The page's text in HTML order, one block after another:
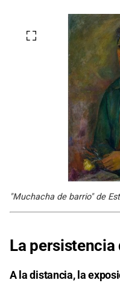
"Muchacha de barrio" de
La
A la distancia, la